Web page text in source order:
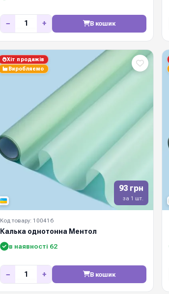
− + В кошик
93 грн
за 1 шт.
Хіт продажів
Виробляємо
Код товару: 100416
Калька однотонна Ментол
в наявності 62
− + В кошик